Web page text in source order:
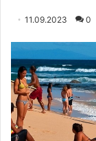
11.09.2023 0